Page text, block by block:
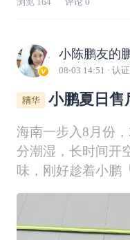
小陈鹏友的
08-03 14:51 · 认
小鹏夏日售
海南一步入8月份
分潮湿，长时间开
味，刚好趁着小鹏
（8.1-9.30），预
爱车做一次养护，
怀体验全过程～1️⃣